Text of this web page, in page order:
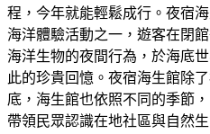
程，今年就能輕鬆成行。夜宿
海洋體驗活動之一，遊客在閉
海洋生物的夜間行為，於海底
此的珍貴回憶。夜宿海生館除
底，海生館也依照不同的季節
帶領民眾認識在地社區與自然